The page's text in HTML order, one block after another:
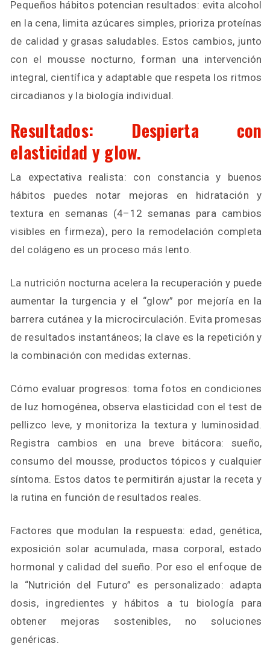
Pequeños hábitos potencian resultados: evita alcohol
en la cena, limita azúcares simples, prioriza proteínas
de calidad y grasas saludables. Estos cambios, junto
con el mousse nocturno, forman una intervención
integral, científica y adaptable que respeta los ritmos
circadianos y la biología individual.
Resultados: Despierta con
elasticidad y glow.
La expectativa realista: con constancia y buenos
hábitos puedes notar mejoras en hidratación y
textura en semanas (4–12 semanas para cambios
visibles en firmeza), pero la remodelación completa
del colágeno es un proceso más lento.
La nutrición nocturna acelera la recuperación y puede
aumentar la turgencia y el “glow” por mejoría en la
barrera cutánea y la microcirculación. Evita promesas
de resultados instantáneos; la clave es la repetición y
la combinación con medidas externas.
Cómo evaluar progresos: toma fotos en condiciones
de luz homogénea, observa elasticidad con el test de
pellizco leve, y monitoriza la textura y luminosidad.
Registra cambios en una breve bitácora: sueño,
consumo del mousse, productos tópicos y cualquier
síntoma. Estos datos te permitirán ajustar la receta y
la rutina en función de resultados reales.
Factores que modulan la respuesta: edad, genética,
exposición solar acumulada, masa corporal, estado
hormonal y calidad del sueño. Por eso el enfoque de
la “Nutrición del Futuro” es personalizado: adapta
dosis, ingredientes y hábitos a tu biología para
obtener mejoras sostenibles, no soluciones
genéricas.